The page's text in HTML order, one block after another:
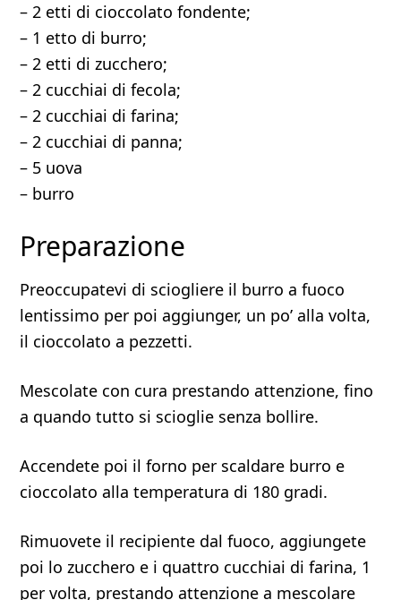
– 2 etti di cioccolato fondente;
– 1 etto di burro;
– 2 etti di zucchero;
– 2 cucchiai di fecola;
– 2 cucchiai di farina;
– 2 cucchiai di panna;
– 5 uova
– burro
Preparazione
Preoccupatevi di sciogliere il burro a fuoco
lentissimo per poi aggiunger, un po’ alla volta,
il cioccolato a pezzetti.
Mescolate con cura prestando attenzione, fino
a quando tutto si scioglie senza bollire.
Accendete poi il forno per scaldare burro e
cioccolato alla temperatura di 180 gradi.
Rimuovete il recipiente dal fuoco, aggiungete
poi lo zucchero e i quattro cucchiai di farina, 1
per volta, prestando attenzione a mescolare